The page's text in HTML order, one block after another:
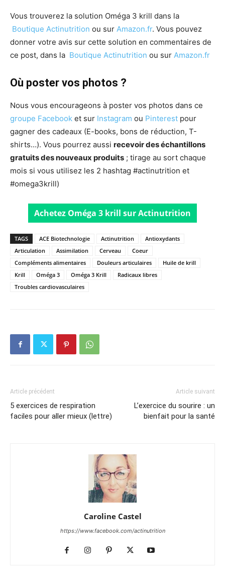
Vous trouverez la solution Oméga 3 krill dans la
Boutique Actinutrition ou sur Amazon.fr. Vous pouvez
donner votre avis sur cette solution en commentaires de
ce post, dans la Boutique Actinutrition ou sur Amazon.fr
Où poster vos photos ?
Nous vous encourageons à poster vos photos dans ce
groupe Facebook et sur Instagram ou Pinterest pour
gagner des cadeaux (E-books, bons de réduction, T-
shirts…). Vous pourrez aussi recevoir des échantillons
gratuits des nouveaux produits ; tirage au sort chaque
mois si vous utilisez les 2 hashtag #actinutrition et
#omega3krill)
Achetez Oméga 3 krill sur Actinutrition
TAGS ACE Biotechnologie Actinutrition
Antioxydants
Articulation
Assimilation Cerveau
Coeur
Compléments alimentaires
Douleurs articulaires
Huile de krill
Krill
Oméga 3 Oméga 3 Krill
Radicaux libres
Troubles cardiovasculaires
Article précédent
5 exercices de respiration
faciles pour aller mieux (lettre)
Article suivant
L’exercice du sourire : un
bienfait pour la santé
Caroline Castel
https://www.facebook.com/actinutrition